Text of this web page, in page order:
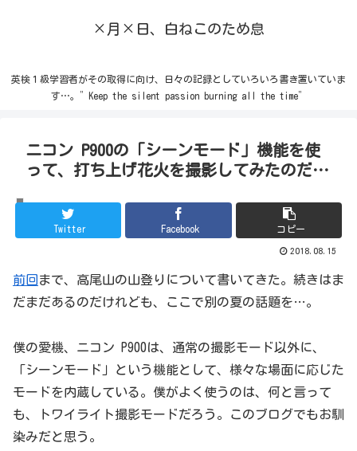
×月×日、白ねこのため息
英検１級学習者がその取得に向け、日々の記録としていろいろ書き置いていま
す…。”Keep the silent passion burning all the time”
ニコン P900の「シーンモード」機能を使
って、打ち上げ花火を撮影してみたのだ…
Twitter Facebook コピー
2018.08.15
前回 まで、高尾山の山登りについて書いてきた。続きはま
だまだあるのだけれども、ここで別の夏の話題を…。
僕の愛機、ニコン P900は、通常の撮影モード以外に、
「シーンモード」という機能として、様々な場面に応じた
モードを内蔵している。僕がよく使うのは、何と言って
も、トワイライト撮影モードだろう。このブログでもお馴
染みだと思う。